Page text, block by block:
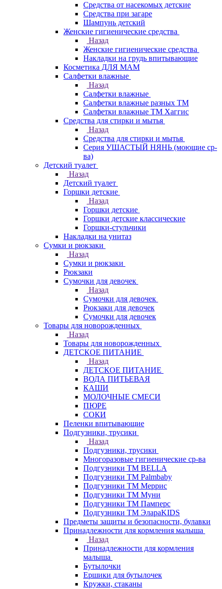
Средства от насекомых детские
Средства при загаре
Шампунь детский
Женские гигиенические средства
Назад
Женские гигиенические средства
Накладки на грудь впитывающие
Косметика ДЛЯ МАМ
Салфетки влажные
Назад
Салфетки влажные
Салфетки влажные разных ТМ
Салфетки влажные ТМ Хаггис
Средства для стирки и мытья
Назад
Средства для стирки и мытья
Серия УШАСТЫЙ НЯНЬ (моющие ср-
ва)
Детский туалет
Назад
Детский туалет
Горшки детские
Назад
Горшки детские
Горшки детские классические
Горшки-стульчики
Накладки на унитаз
Сумки и рюкзаки
Назад
Сумки и рюкзаки
Рюкзаки
Сумочки для девочек
Назад
Сумочки для девочек
Рюкзаки для девочек
Сумочки для девочек
Товары для новорожденных
Назад
Товары для новорожденных
ДЕТСКОЕ ПИТАНИЕ
Назад
ДЕТСКОЕ ПИТАНИЕ
ВОДА ПИТЬЕВАЯ
КАШИ
МОЛОЧНЫЕ СМЕСИ
ПЮРЕ
СОКИ
Пеленки впитывающие
Подгузники, трусики
Назад
Подгузники, трусики
Многоразовые гигиенические ср-ва
Подгузники ТМ BELLA
Подгузники ТМ Palmbaby
Подгузники ТМ Меррис
Подгузники ТМ Муни
Подгузники ТМ Памперс
Подгузники ТМ ЭлараKIDS
Предметы защиты и безопасности, булавки
Принадлежности для кормления малыша
Назад
Принадлежности для кормления
малыша
Бутылочки
Ершики для бутылочек
Кружки, стаканы